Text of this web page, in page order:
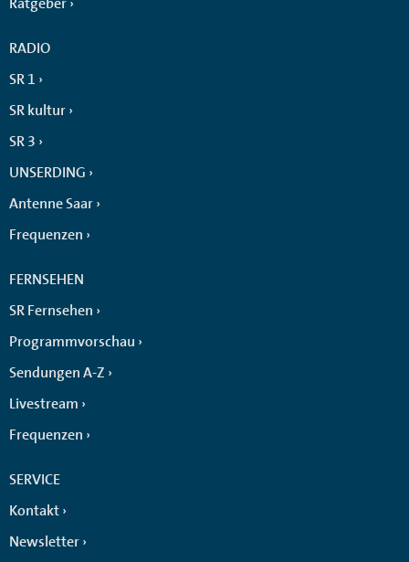
RADIO
SR 1
SR kultur
SR 3
UNSERDING
Antenne Saar
Frequenzen
FERNSEHEN
SR Fernsehen
Programmvorschau
Sendungen A-Z
Livestream
Frequenzen
SERVICE
Kontakt
Newsletter